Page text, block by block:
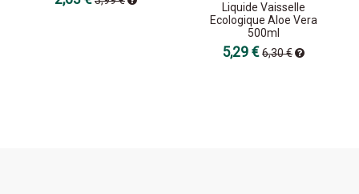
Liquide Vaisselle
Ecologique Aloe Vera
500ml
5,29 €6,30 €